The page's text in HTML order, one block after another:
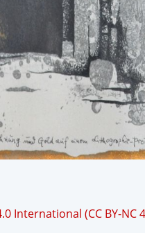
International (CC BY-NC